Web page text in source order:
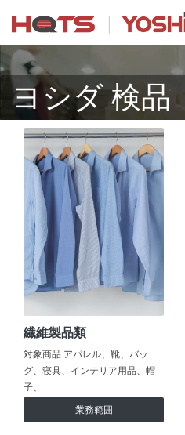
ヨシダ 検品
繊維製品類
対象商品 アパレル、靴、バッ
グ、寝具、インテリア用品、帽
子、…
業務範囲